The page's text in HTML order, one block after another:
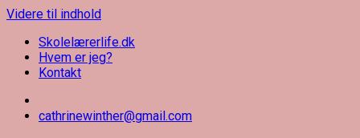
Videre til indhold
Skolelærerlife.dk
Hvem er jeg?
Kontakt
cathrinewinther@gmail.com